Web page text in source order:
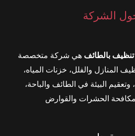
الشركة
بالطائف هي شركة متخصصة
المنازل والفلل، خزنات المياه،
البيئة في الطائف والباحة،
مكافحة الحشرات والقوارض